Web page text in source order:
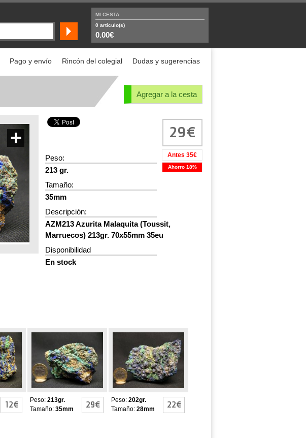
MI CESTA
0 artículo(s)
0.00€
Pago y envío Rincón del colegial Dudas y sugerencias
Agregar a la cesta
+ 29
Antes 35€
Ahorro 18%
Peso:
213 gr.
Tamaño:
35mm
Descripción:
AZM213 Azurita Malaquita (Toussit,
Marruecos) 213gr. 70x55mm 35eu
Disponibilidad
En stock
12€
MALAQUITA
Peso: 213gr.
Tamaño: 35mm 29€
MALAQUITA
Peso: 202gr.
Tamaño: 28mm 22€